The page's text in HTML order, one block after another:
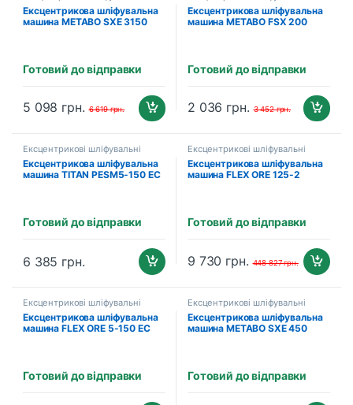
машини
Ексцентрикова шліфувальна
машина METABO SXE 3150
Готовий до відправки
5 098 грн. 6 619грн.
машини
Ексцентрикова шліфувальна
машина METABO FSX 200
Готовий до відправки
2 036 грн. 3 452грн.
Ексцентрикові шліфувальні
машини
Ексцентрикова шліфувальна
машина TITAN PESM5-150 EC
Готовий до відправки
6 385 грн.
Ексцентрикові шліфувальні
машини
Ексцентрикова шліфувальна
машина FLEX ORE 125-2
Готовий до відправки
9 730 грн. 448 827грн.
Ексцентрикові шліфувальні
машини
Ексцентрикова шліфувальна
машина FLEX ORE 5-150 EC
Готовий до відправки
Ексцентрикові шліфувальні
машини
Ексцентрикова шліфувальна
машина METABO SXE 450
Готовий до відправки